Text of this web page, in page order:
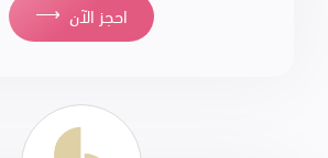
⟶ احجز الآن